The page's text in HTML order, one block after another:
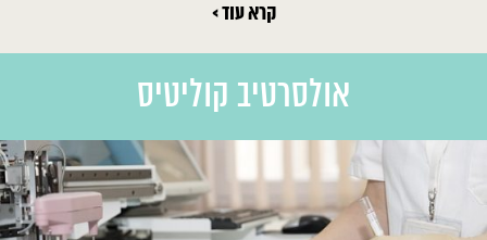
קרא עוד >
אולסרטיב קוליטיס